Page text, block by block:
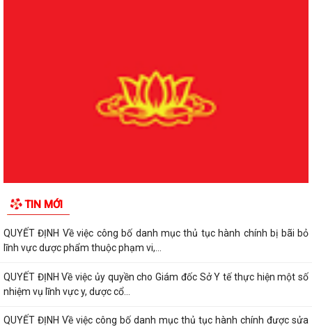
TIN MỚI
đổi, bổ sung lĩnh vực phòng bệnh...
QUYẾT ĐỊNH Về việc công bố danh mục thủ tục hành chính được sửa
đổi, bổ sung, bị bãi bỏ lĩnh vực...
lĩnh vực dược phẩm thuộc phạm vi,...
QUYẾT ĐỊNH Về việc công bố danh mục thủ tục hành chính bị bãi bỏ
lĩnh vực dược phẩm thuộc phạm vi,...
QUYẾT ĐỊNH Về việc ủy quyền cho Giám đốc Sở Y tế thực hiện một số
nhiệm vụ lĩnh vực y, dược cổ...
QUYẾT ĐỊNH Về việc công bố danh mục thủ tục hành chính được sửa